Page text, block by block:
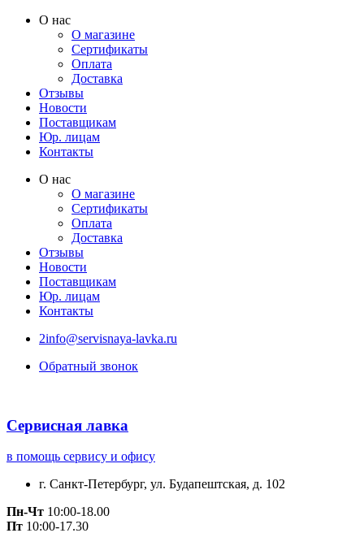
Перейти
содержимому
О нас
О магазине
Сертификаты
Оплата
Доставка
Отзывы
Новости
Поставщикам
Юр. лицам
Контакты
О нас
О магазине
Сертификаты
Оплата
Доставка
Отзывы
Новости
Поставщикам
Юр. лицам
Контакты
2info@servisnaya-lavka.ru
Обратный звонок
Сервисная лавка
в помощь сервису и офису
г. Санкт-Петербург, ул. Будапештская, д. 102
Пн-Чт 10:00-18.00
Пт 10:00-17.30